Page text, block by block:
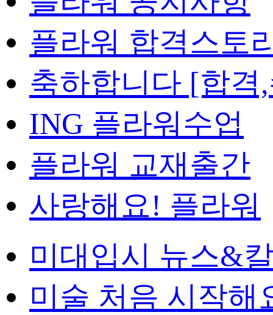
플라워 합격스토
축하합니다 [합격
ING 플라워수업
플라워 교재출간
사랑해요! 플라워
미대입시 뉴스&
미술 처음 시작해